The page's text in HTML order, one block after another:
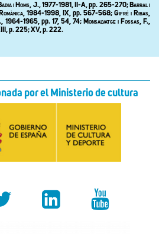
i Homs, J., 1977-1981, II-A,pp. 265-270; Barral i
Romànica, 1984-1998, IX, pp. 567-568; Gifré i Ribas,
1964-1965, pp. 17, 54, 74; Monsalvatge i Fossas, F.,
p. 225; XV, p. 222.
por el Ministerio de cultura